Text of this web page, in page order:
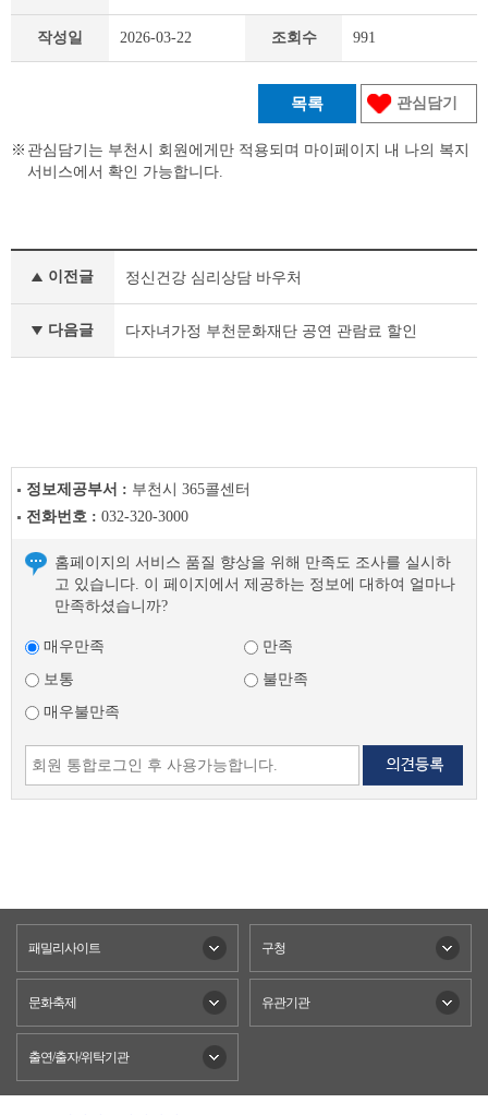
작성일 2026-03-22 조회수 991
목록 관심담기
관심담기는 부천시 회원에게만 적용되며 마이페이지 내 나의 복지
서비스에서 확인 가능합니다.
형
이전글 정신건강 심리상담 바우처
다음글 다자녀가정 부천문화재단 공연 관람료 할인
정보제공부서 : 부천시 365콜센터
전화번호 : 032-320-3000
홈페이지의 서비스 품질 향상을 위해 만족도 조사를 실시하
고 있습니다. 이 페이지에서 제공하는 정보에 대하여 얼마나
만족하셨습니까?
매우만족
만족
보통
불만족
매우불만족
패밀리사이트 구청
문화축제 유관기관
출연/출자/위탁기관